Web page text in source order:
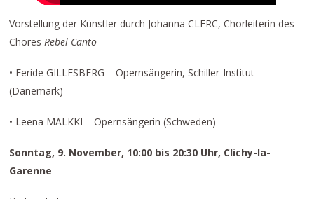
Vorstellung der Künstler durch Johanna CLERC, Chorleiterin des
ChoresRebel Canto
• Feride GILLESBERG – Opernsängerin, Schiller-Institut
(Dänemark)
• Leena MALKKI – Opernsängerin (Schweden)
Sonntag, 9. November, 10:00 bis 20:30 Uhr, Clichy-la-
Garenne